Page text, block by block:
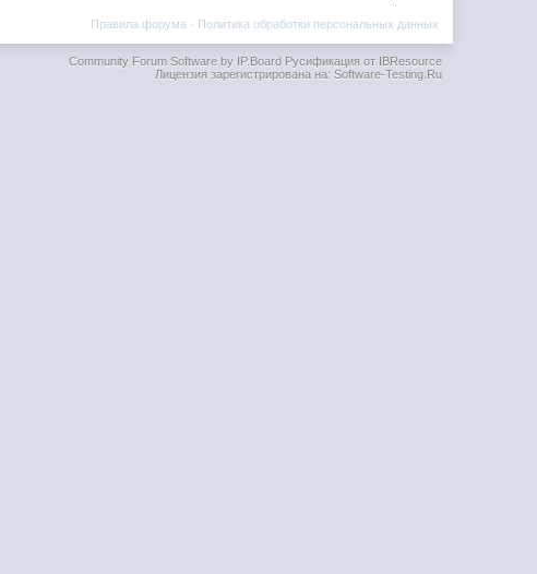
Политика обработки персональных данных
Правила форума ·
Community Forum Software by IP.BoardРусификация от IBResource
Лицензия зарегистрирована на: Software-Testing.Ru